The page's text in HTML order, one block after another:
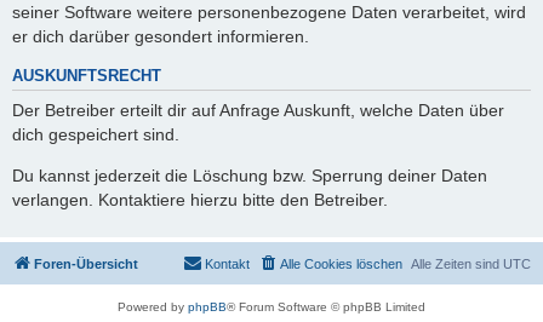
seiner Software weitere personenbezogene Daten verarbeitet, wird
er dich darüber gesondert informieren.
AUSKUNFTSRECHT
Der Betreiber erteilt dir auf Anfrage Auskunft, welche Daten über
dich gespeichert sind.
Du kannst jederzeit die Löschung bzw. Sperrung deiner Daten
verlangen. Kontaktiere hierzu bitte den Betreiber.
Foren-Übersicht Alle Zeiten sind UTC
Alle Cookies löschen
Kontakt
Powered by phpBB® Forum Software © phpBB Limited